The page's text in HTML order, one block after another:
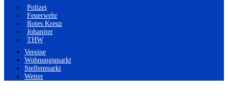
Polizei
Feuerwehr
Rotes Kreuz
Johaniter
THW
Vereine
Wohnungsmarkt
Stellenmarkt
Wetter